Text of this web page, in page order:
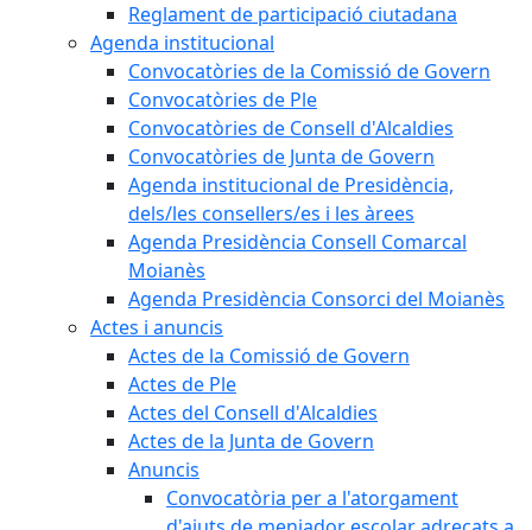
Reglament de participació ciutadana
Agenda institucional
Convocatòries de la Comissió de Govern
Convocatòries de Ple
Convocatòries de Consell d'Alcaldies
Convocatòries de Junta de Govern
Agenda institucional de Presidència,
dels/les consellers/es i les àrees
Agenda Presidència Consell Comarcal
Moianès
Agenda Presidència Consorci del Moianès
Actes i anuncis
Actes de la Comissió de Govern
Actes de Ple
Actes del Consell d'Alcaldies
Actes de la Junta de Govern
Anuncis
Convocatòria per a l'atorgament